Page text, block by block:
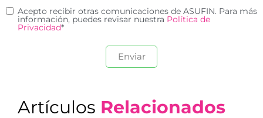
Acepto recibir otras comunicaciones de ASUFIN. Para más
información, puedes revisar nuestra Política de
Privacidad*
Artículos Relacionados